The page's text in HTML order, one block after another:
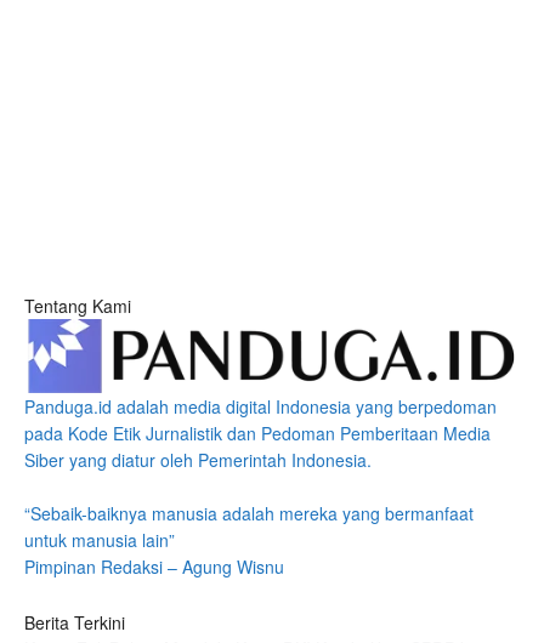
Tentang Kami
Panduga.id adalah media digital Indonesia yang berpedoman
pada Kode Etik Jurnalistik dan Pedoman Pemberitaan Media
Siber yang diatur oleh Pemerintah Indonesia.
“Sebaik-baiknya manusia adalah mereka yang bermanfaat
untuk manusia lain”
Pimpinan Redaksi – Agung Wisnu
Berita Terkini